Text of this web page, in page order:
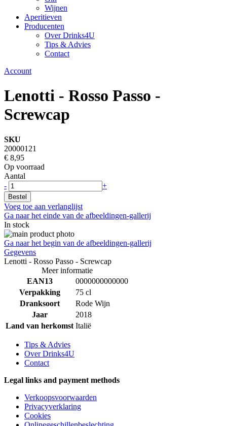
Wijnen
Aperitieven
Producenten
Over Drinks4U
Tips & Advies
Contact
Account
Lenotti - Rosso Passo -
Screwcap
SKU
20000121
€ 8,95
Op voorraad
Aantal
-
+
Bestel
Voeg toe aan verlanglijst
Ga naar het einde van de afbeeldingen-gallerij
In stock
Ga naar het begin van de afbeeldingen-gallerij
Gegevens
Lenotti - Rosso Passo - Screwcap
Meer informatie
EAN13
0000000000000
Verpakking
75 cl
Dranksoort
Rode Wijn
Jaar
2018
Land van herkomst Italië
Tips & Advies
Over Drinks4U
Contact
Legal links and payment methods
Verkoopsvoorwaarden
Privacyverklaring
Cookies